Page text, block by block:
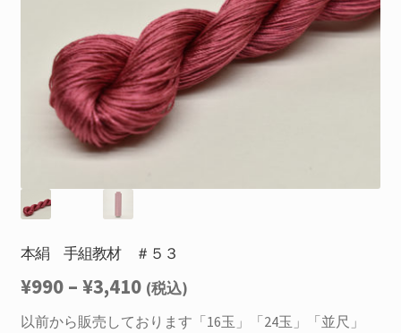
を
展
お知らせ
プライバシーポリシー
本絹 手組教材 ＃５３
¥990 – ¥3,410価
格
(税込)
以前から販売しております「16玉」「24玉」「並尺」